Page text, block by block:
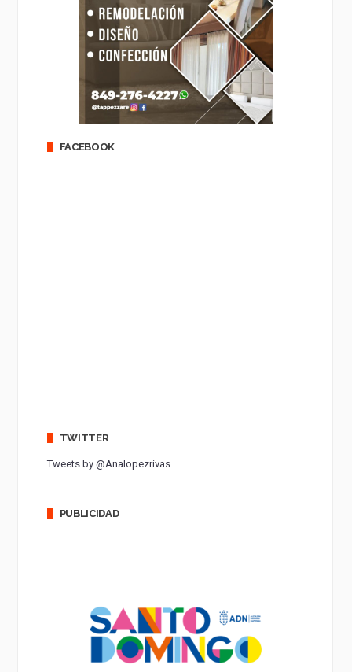
FACEBOOK
TWITTER
Tweets by @Analopezrivas
PUBLICIDAD